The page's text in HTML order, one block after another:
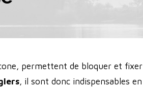
permettent de bloquer et fixer
, il sont donc indispensables en